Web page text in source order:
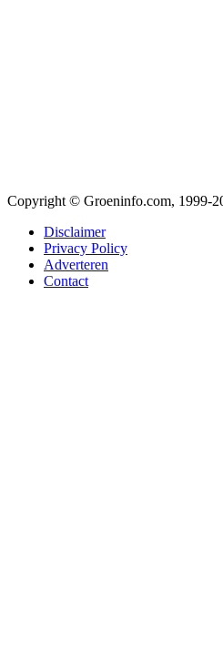
Copyright © Groeninfo.com, 1999-
Disclaimer
Privacy Policy
Adverteren
Contact